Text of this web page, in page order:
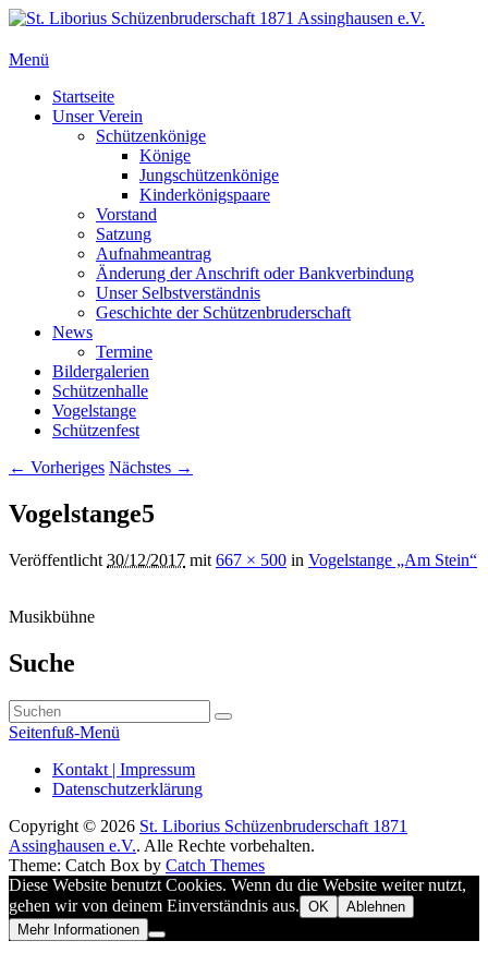
Zum
springen
St. Liborius Schüzenbruderschaft 1871 Assinghausen e.V.
Menü
Primäres
Menü
Startseite
Unser Verein
Schützenkönige
Könige
Jungschützenkönige
Kinderkönigspaare
Vorstand
Satzung
Aufnahmeantrag
Änderung der Anschrift oder Bankverbindung
Unser Selbstverständnis
Geschichte der Schützenbruderschaft
News
Termine
Bildergalerien
Schützenhalle
Vogelstange
Schützenfest
Bilder-
← Vorheriges Nächstes →
Vogelstange5
Veröffentlicht 30/12/2017 mit 667 × 500 in Vogelstange „Am Stein“
Musikbühne
Primärer
Widgetbereich
Suche
Suchen
nach:
Suchen
Seitenfuß-Menü
Seitenfuß-
Menü
Kontakt | Impressum
Datenschutzerklärung
Copyright © 2026 St. Liborius Schüzenbruderschaft 1871
Assinghausen e.V.. Alle Rechte vorbehalten.
Theme: Catch Box by Catch Themes
Nach
oben
scrollen
Diese Website benutzt Cookies. Wenn du die Website weiter nutzt,
gehen wir von deinem Einverständnis aus. OK
Ablehnen
Mehr Informationen